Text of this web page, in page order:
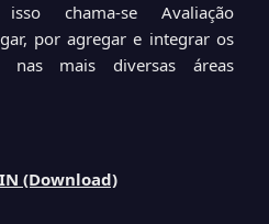
chama-se Avaliação
por agregar e integrar os
nas mais diversas áreas
(Download)